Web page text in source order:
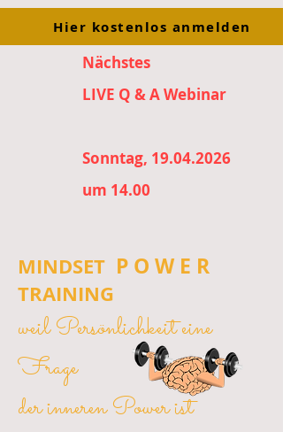
Hier kostenlos anmelden
Nächstes
LIVE Q & A Webinar
Sonntag, 19.04.2026
um 14.00
MINDSET P O W E R
TRAINING
weil Persönlichkeit eine
Frage
der inneren Power ist